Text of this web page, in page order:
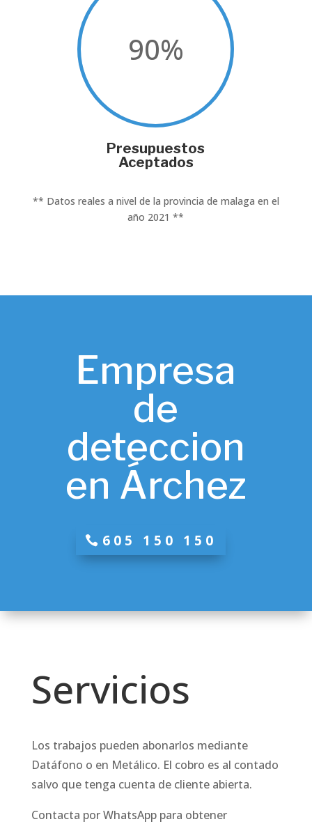
90%
Presupuestos
Aceptados
** Datos reales a nivel de la provincia de malaga en el
año 2021 **
Empresa
de
deteccion
en Árchez
605 150 150
Servicios
Los trabajos pueden abonarlos mediante
Datáfono o en Metálico. El cobro es al contado
salvo que tenga cuenta de cliente abierta.
Contacta por WhatsApp para obtener